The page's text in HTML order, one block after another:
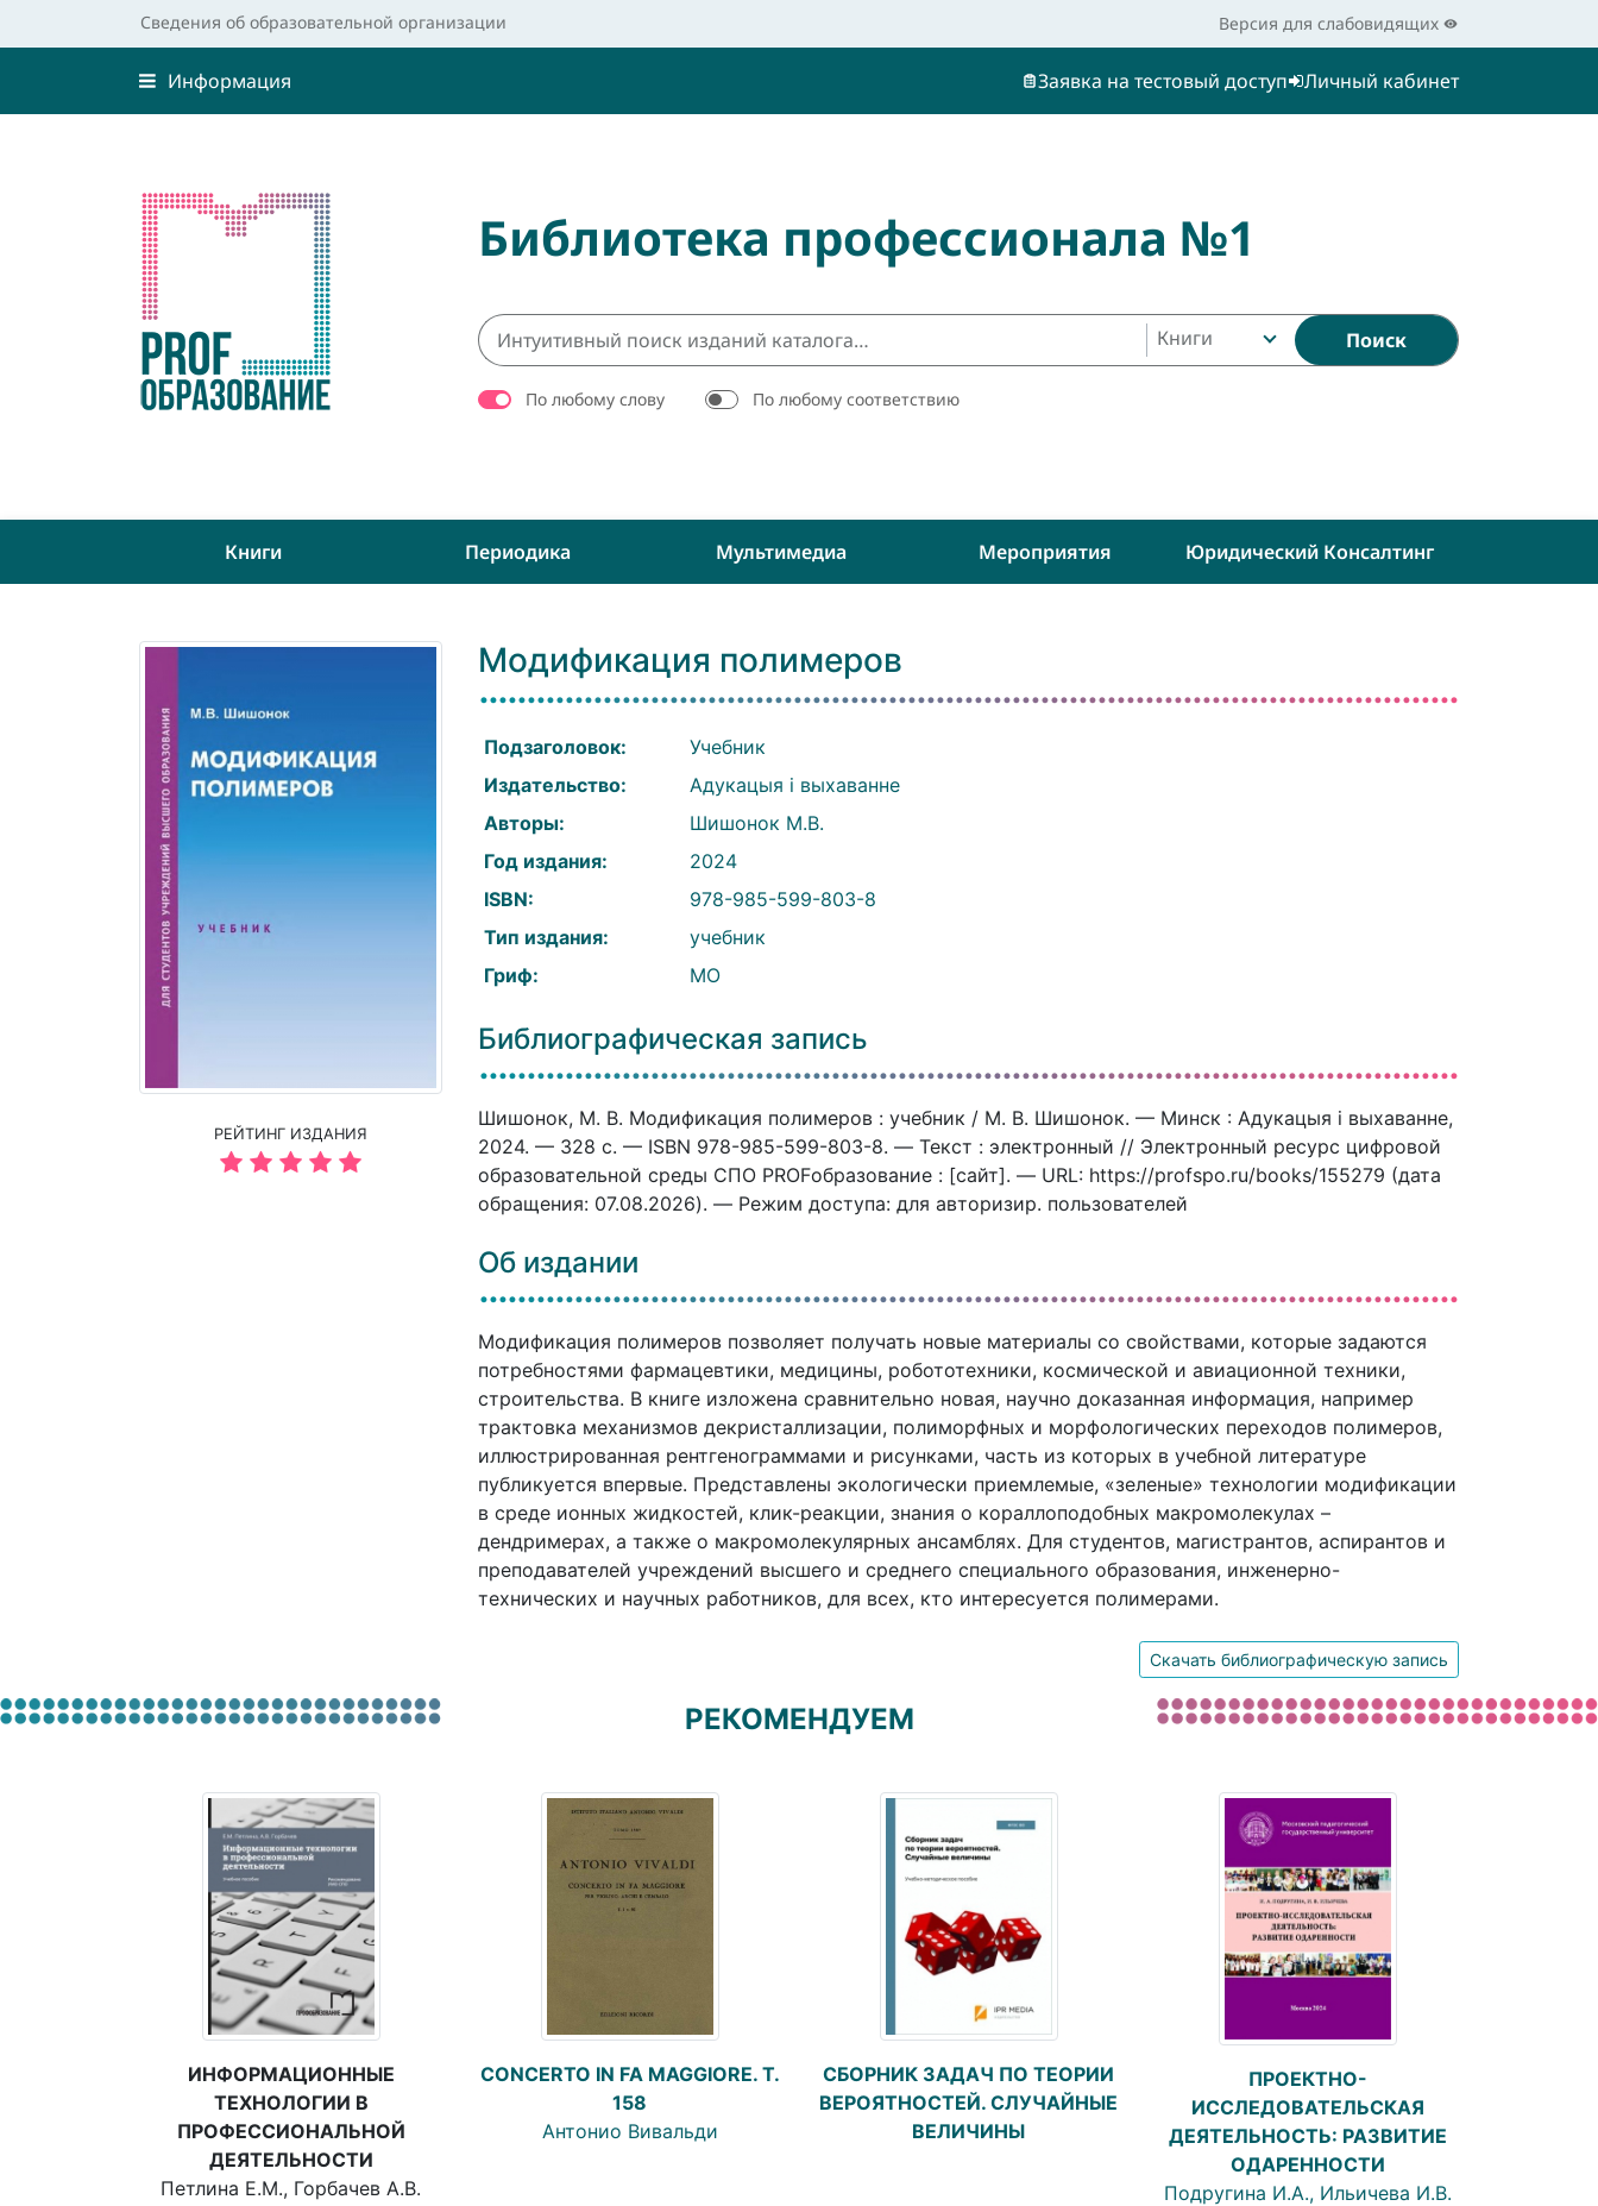
Сведения об образовательной организации Версия для слабовидящих
Информация Заявка на тестовый доступ Личный кабинет
Библиотека профессионала №1
Книги Поиск
По любому слову По любому соответствию
Книги Периодика Мультимедиа Мероприятия Юридический Консалтинг
РЕЙТИНГ ИЗДАНИЯ
Модификация полимеров
Подзаголовок:
Учебник
Издательство:
Адукацыя і выхаванне
Авторы:
Шишонок М.В.
Год издания:
2024
ISBN:
978-985-599-803-8
Тип издания:
учебник
Гриф:
МО
Библиографическая запись
Шишонок, М. В. Модификация полимеров : учебник / М. В. Шишонок. — Минск : Адукацыя і выхаванне,
2024. — 328 c. — ISBN 978-985-599-803-8. — Текст : электронный // Электронный ресурс цифровой
образовательной среды СПО PROFобразование : [сайт]. — URL: https://profspo.ru/books/155279 (дата
обращения: 07.08.2026). — Режим доступа: для авторизир. пользователей
Об издании
Модификация полимеров позволяет получать новые материалы со свойствами, которые задаются
потребностями фармацевтики, медицины, робототехники, космической и авиационной техники,
строительства. В книге изложена сравнительно новая, научно доказанная информация, например
трактовка механизмов декристаллизации, полиморфных и морфологических переходов полимеров,
иллюстрированная рентгенограммами и рисунками, часть из которых в учебной литературе
публикуется впервые. Представлены экологически приемлемые, «зеленые» технологии модификации
в среде ионных жидкостей, клик-реакции, знания о кораллоподобных макромолекулах –
дендримерах, а также о макромолекулярных ансамблях. Для студентов, магистрантов, аспирантов и
преподавателей учреждений высшего и среднего специального образования, инженерно-
технических и научных работников, для всех, кто интересуется полимерами.
Скачать библиографическую запись
РЕКОМЕНДУЕМ
ИНФОРМАЦИОННЫЕ
ТЕХНОЛОГИИ В
ПРОФЕССИОНАЛЬНОЙ
ДЕЯТЕЛЬНОСТИ
Петлина Е.М., Горбачев А.В.
CONCERTO IN FA MAGGIORE. T.
158
Антонио Вивальди
СБОРНИК ЗАДАЧ ПО ТЕОРИИ
ВЕРОЯТНОСТЕЙ. СЛУЧАЙНЫЕ
ВЕЛИЧИНЫ
ПРОЕКТНО-
ИССЛЕДОВАТЕЛЬСКАЯ
ДЕЯТЕЛЬНОСТЬ: РАЗВИТИЕ
ОДАРЕННОСТИ
Подругина И.А., Ильичева И.В.